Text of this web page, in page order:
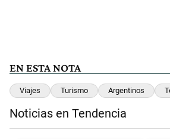
EN ESTA NOTA
Viajes Turismo Argentinos
Noticias en Tendencia